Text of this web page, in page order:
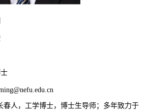
春人，工学博士，博士生导师；多年致力于